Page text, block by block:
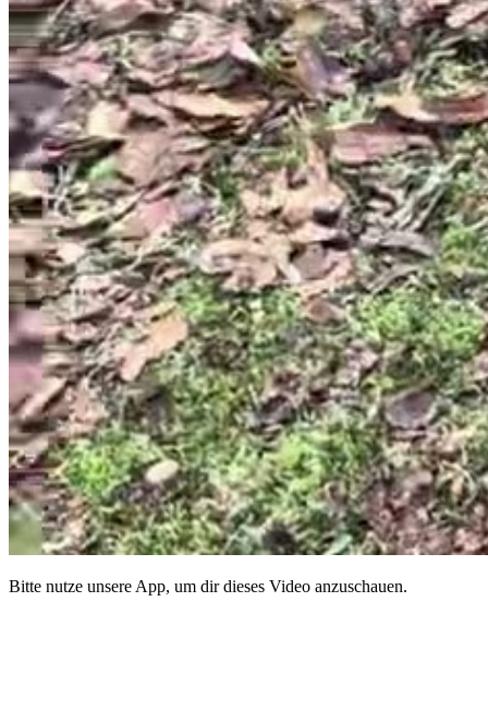
Bitte nutze unsere App, um dir dieses Video anzuschauen.